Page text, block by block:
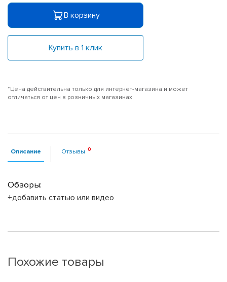
В корзину
Купить в 1 клик
*Цена действительна только для интернет-магазина и может
отличаться от цен в розничных магазинах
Описание Отзывы
Обзоры:
+добавить статью или видео
Похожие товары